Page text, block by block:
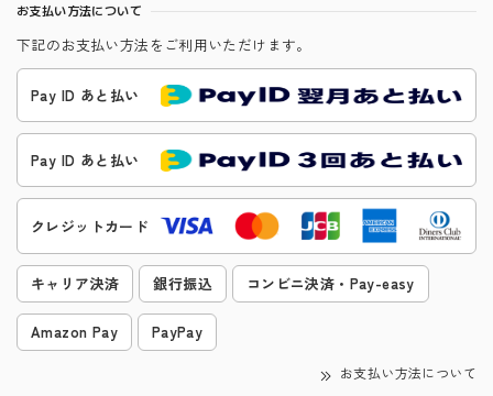
お支払い方法について
下記のお支払い方法をご利用いただけます。
Pay ID あと払い
Pay ID あと払い
クレジットカード
キャリア決済 銀行振込 コンビニ決済・Pay-easy
Amazon Pay PayPay
お支払い方法について